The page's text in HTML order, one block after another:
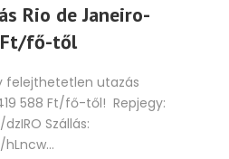
Rio de Janeiro-
Ft/fő-től
felejthetetlen utazás
588 Ft/fő-től! Repjegy:
Szállás: